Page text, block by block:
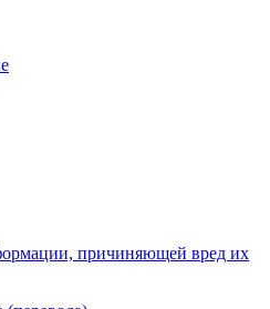
причиняющей вред их